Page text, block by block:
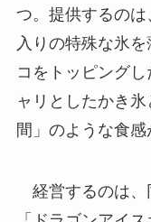
つ。提供するの
入りの特殊な氷
コをトッピング
ャリとしたかき
間」のような食感
経営するのは、